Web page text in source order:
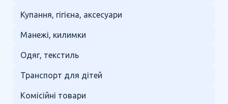
Купання, гігієна, аксесуари
Манежі, килимки
Одяг, текстиль
Транспорт для дітей
Комісійні товари